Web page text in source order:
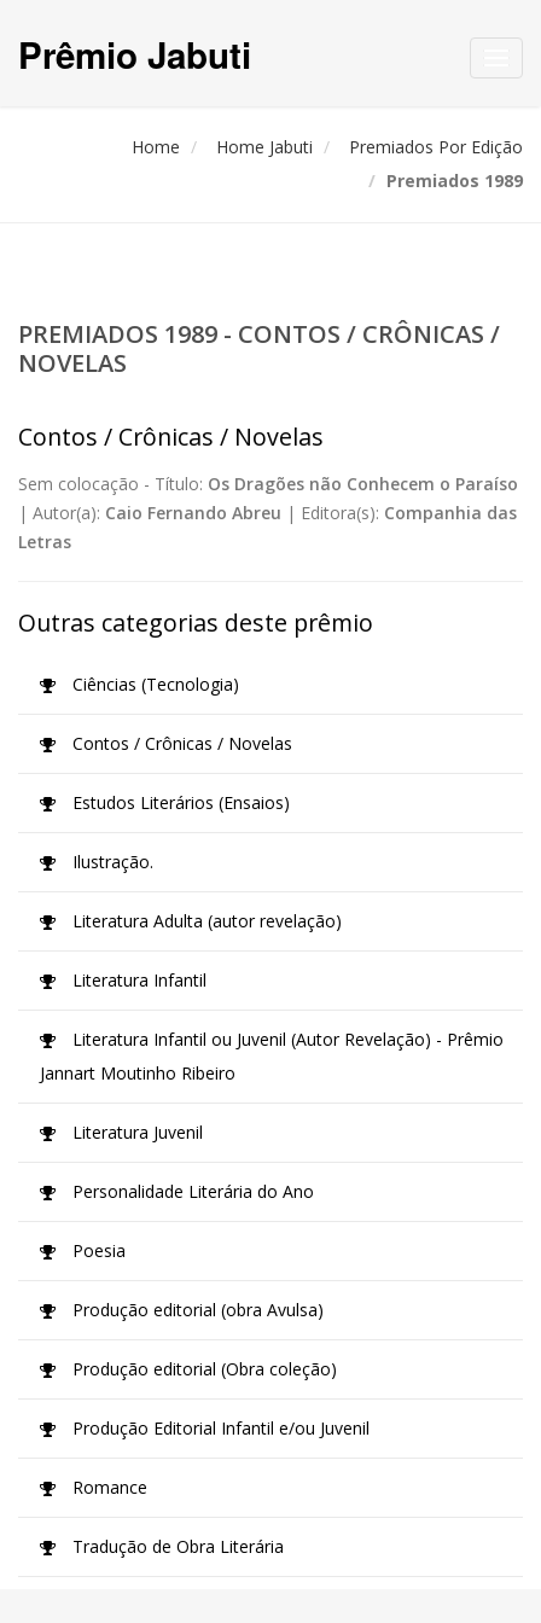
Prêmio Jabuti
Home Home Jabuti
Premiados Por Edição
Premiados 1989
PREMIADOS 1989 - CONTOS / CRÔNICAS /
NOVELAS
Contos / Crônicas / Novelas
Sem colocação - Título: Os Dragões não Conhecem o Paraíso
| Autor(a): Caio Fernando Abreu | Editora(s): Companhia das
Letras
Outras categorias deste prêmio
Ciências (Tecnologia)
Contos / Crônicas / Novelas
Estudos Literários (Ensaios)
Ilustração.
Literatura Adulta (autor revelação)
Literatura Infantil
Literatura Infantil ou Juvenil (Autor Revelação) - Prêmio
Jannart Moutinho Ribeiro
Literatura Juvenil
Personalidade Literária do Ano
Poesia
Produção editorial (obra Avulsa)
Produção editorial (Obra coleção)
Produção Editorial Infantil e/ou Juvenil
Romance
Tradução de Obra Literária